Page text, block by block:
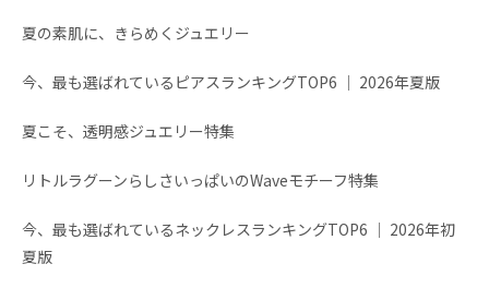
夏の素肌に、きらめくジュエリー
今、最も選ばれているピアスランキングTOP6 │ 2026年夏版
夏こそ、透明感ジュエリー特集
リトルラグーンらしさいっぱいのWaveモチーフ特集
今、最も選ばれているネックレスランキングTOP6 │ 2026年初
夏版